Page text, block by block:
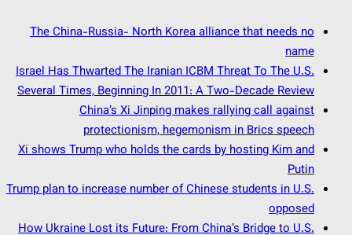
The China-Russia- North Korea alliance that needs no
name
Israel Has Thwarted The Iranian ICBM Threat To The U.S.
Several Times, Beginning In 2011: A Two-Decade Review
China’s Xi Jinping makes rallying call against
protectionism, hegemonism in Brics speech
Xi shows Trump who holds the cards by hosting Kim and
Putin
Trump plan to increase number of Chinese students in U.S.
opposed
How Ukraine Lost its Future: From China’s Bridge to U.S.